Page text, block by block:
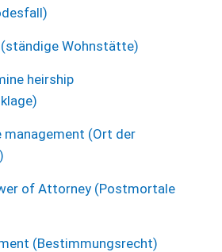
Wohnstätte)
heirship
(Ort der
of Attorney (Postmortale
(Bestimmungsrecht)